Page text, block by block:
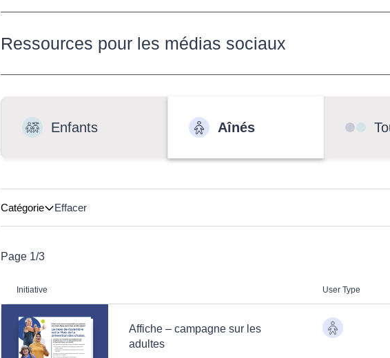
Ressources pour les médias sociaux
Enfants Aînés
Catégorie Effacer
Page 1/3
Initiative User Type
Affiche – campagne sur les
adultes
Aînés